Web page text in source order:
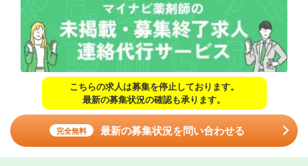
こちらの求人は募集を停止しております。
最新の募集状況の確認も承ります。
完全無料 最新の募集状況を問い合わせる